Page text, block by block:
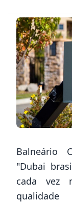
Balneário
"Dubai
cada vez